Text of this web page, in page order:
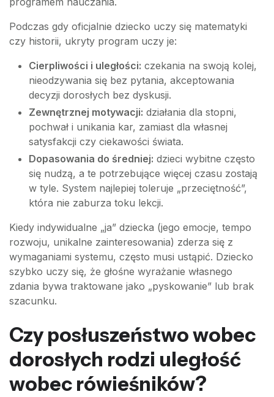
Podczas gdy oficjalnie dziecko uczy się matematyki
czy historii, ukryty program uczy je:
Cierpliwości i uległości: czekania na swoją kolej,
nieodzywania się bez pytania, akceptowania
decyzji dorosłych bez dyskusji.
Zewnętrznej motywacji: działania dla stopni,
pochwał i unikania kar, zamiast dla własnej
satysfakcji czy ciekawości świata.
Dopasowania do średniej: dzieci wybitne często
się nudzą, a te potrzebujące więcej czasu zostają
w tyle. System najlepiej toleruje „przeciętność”,
która nie zaburza toku lekcji.
Kiedy indywidualne „ja” dziecka (jego emocje, tempo
rozwoju, unikalne zainteresowania) zderza się z
wymaganiami systemu, często musi ustąpić. Dziecko
szybko uczy się, że głośne wyrażanie własnego
zdania bywa traktowane jako „pyskowanie” lub brak
szacunku.
Czy posłuszeństwo wobec
dorosłych rodzi uległość
wobec rówieśników?